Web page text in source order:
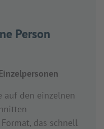
Person
auf den einzelnen
das schnell